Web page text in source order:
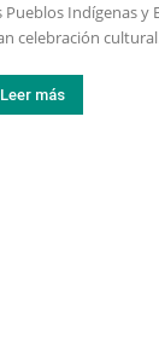
Pueblos Indígenas y
celebración
Leer más